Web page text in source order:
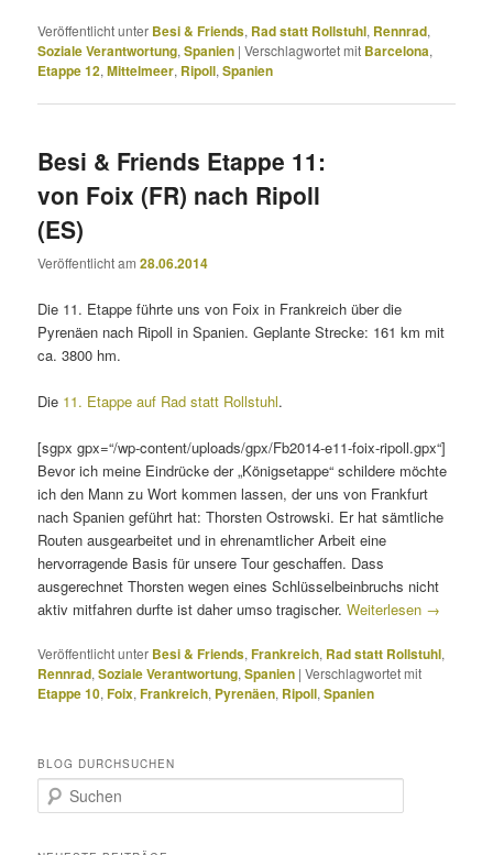
Veröffentlicht unter Besi & Friends, Rad statt Rollstuhl, Rennrad,
Soziale Verantwortung,Spanien |Verschlagwortet mit Barcelona,
Etappe 12,Mittelmeer, Ripoll,Spanien
Besi & Friends Etappe 11:
von Foix (FR) nach Ripoll
(ES)
Veröffentlicht am28.06.2014
Die 11. Etappe führte uns von Foix in Frankreich über die
Pyrenäen nach Ripoll in Spanien. Geplante Strecke: 161 km mit
ca. 3800 hm.
Die 11. Etappe auf Rad statt Rollstuhl.
[sgpx gpx=“/wp-content/uploads/gpx/Fb2014-e11-foix-ripoll.gpx“]
Bevor ich meine Eindrücke der „Königsetappe“ schildere möchte
ich den Mann zu Wort kommen lassen, der uns von Frankfurt
nach Spanien geführt hat: Thorsten Ostrowski. Er hat sämtliche
Routen ausgearbeitet und in ehrenamtlicher Arbeit eine
hervorragende Basis für unsere Tour geschaffen. Dass
ausgerechnet Thorsten wegen eines Schlüsselbeinbruchs nicht
aktiv mitfahren durfte ist daher umso tragischer.Weiterlesen →
Veröffentlicht unter Besi & Friends,Frankreich, Rad statt Rollstuhl,
Rennrad,Soziale Verantwortung,Spanien |Verschlagwortet mit
Etappe 10,Foix,Frankreich, Pyrenäen, Ripoll,Spanien
BLOG DURCHSUCHEN
u